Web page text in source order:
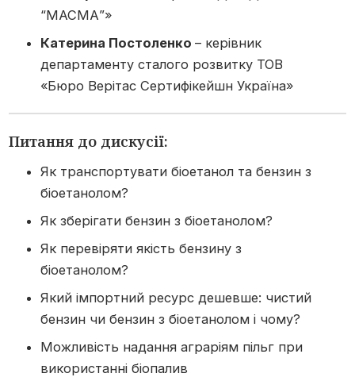
“МАСМА”»
Катерина Постоленко– керівник
департаменту сталого розвитку ТОВ
«Бюро Верітас Сертифікейшн Україна»
Питання до дискусії:
Як транспортувати біоетанол та бензин з
біоетанолом?
Як зберігати бензин з біоетанолом?
Як перевіряти якість бензину з
біоетанолом?
Який імпортний ресурс дешевше: чистий
бензин чи бензин з біоетанолом і чому?
Можливість надання аграріям пільг при
використанні біопалив